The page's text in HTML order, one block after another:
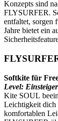
Konzepts sind
FLYSURFER.
entfaltet, sorgen
Jahre bietet ein
Softkite für
Level:
Kite SOUL
Leichtigkeit dich
komfortablen